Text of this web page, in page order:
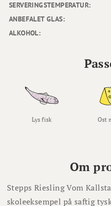
SERVERINGSTEMPERATUR:
ANBEFALET GLAS:
ALKOHOL:
Lys fisk Ost
Om
Stepps Riesling Vom
skoleeksempel på saftig